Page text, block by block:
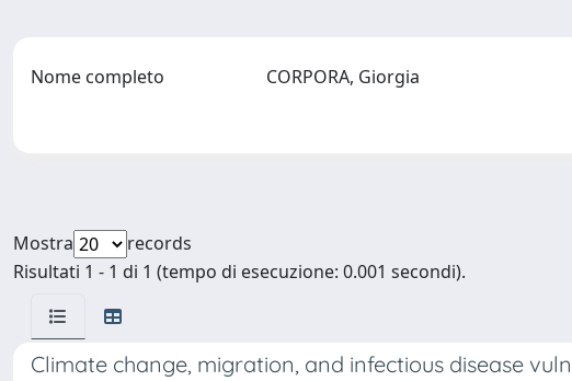
Nome completo CORPORA, Giorgia
Mostra
records
Risultati 1 - 1 di 1 (tempo di esecuzione: 0.001 secondi).
Climate change, migration, and infectious disease